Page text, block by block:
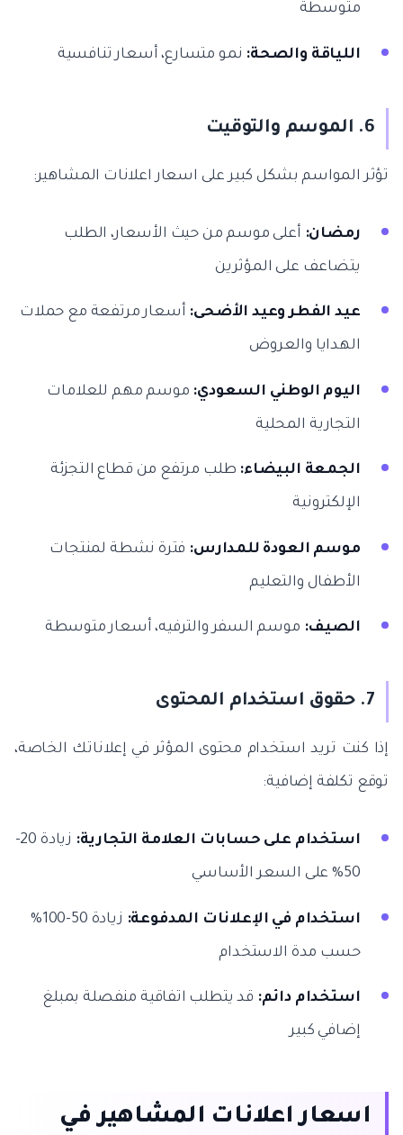
متوسطة
اللياقة والصحة: نمو متسارع، أسعار تنافسية
6. الموسم والتوقيت
تؤثر المواسم بشكل كبير على اسعار اعلانات المشاهير:
رمضان: أعلى موسم من حيث الأسعار، الطلب
يتضاعف على المؤثرين
عيد الفطر وعيد الأضحى: أسعار مرتفعة مع حملات
الهدايا والعروض
اليوم الوطني السعودي: موسم مهم للعلامات
التجارية المحلية
الجمعة البيضاء: طلب مرتفع من قطاع التجزئة
الإلكترونية
موسم العودة للمدارس: فترة نشطة لمنتجات
الأطفال والتعليم
الصيف: موسم السفر والترفيه، أسعار متوسطة
7. حقوق استخدام المحتوى
إذا كنت تريد استخدام محتوى المؤثر في إعلاناتك الخاصة،
توقع تكلفة إضافية:
استخدام على حسابات العلامة التجارية: زيادة 20-
50% على السعر الأساسي
استخدام في الإعلانات المدفوعة: زيادة 50-100%
حسب مدة الاستخدام
استخدام دائم: قد يتطلب اتفاقية منفصلة بمبلغ
إضافي كبير
اسعار اعلانات المشاهير في